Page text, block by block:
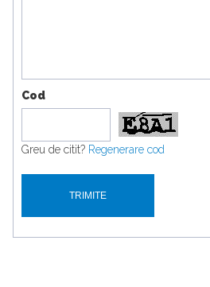
Cod
Greu de citit? Regenerare cod